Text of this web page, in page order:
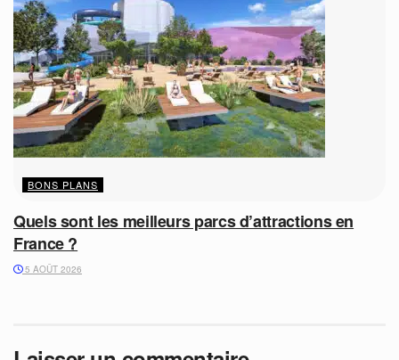
BONS PLANS
Quels sont les meilleurs parcs d’attractions en
France ?
5 AOÛT 2026